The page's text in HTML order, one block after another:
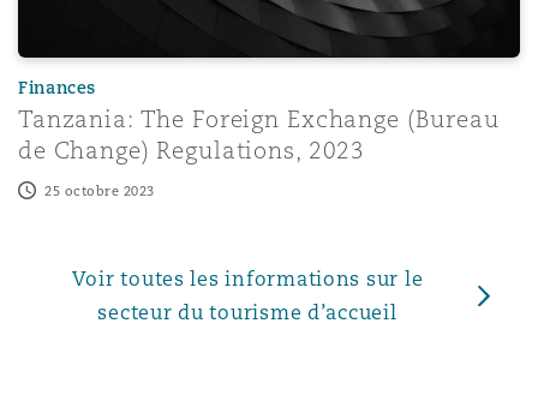
Finances
Tanzania: The Foreign Exchange (Bureau
de Change) Regulations, 2023
25 octobre 2023
Voir toutes les informations sur le
secteur du tourisme d’accueil